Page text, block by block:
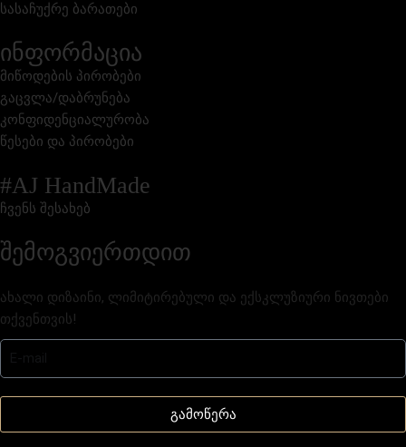
სასაჩუქრე ბარათები
ინფორმაცია
მიწოდების პირობები
გაცვლა/დაბრუნება
კონფიდენციალურობა
წესები და პირობები
#AJ HandMade
ჩვენს შესახებ
შემოგვიერთდით
ახალი დიზაინი, ლიმიტირებული და ექსკლუზიური ნივთები
თქვენთვის!
გამოწერა